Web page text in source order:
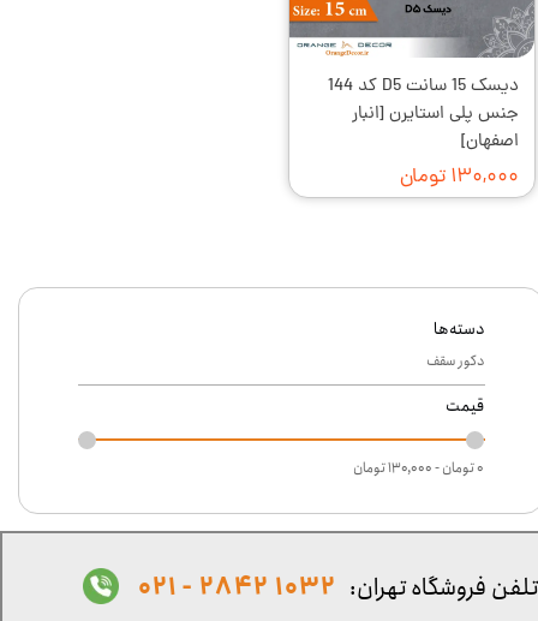
دسته‌ها
دکور سقف
قیمت
۰ تومان - ۱۳۰,۰۰۰ تومان
دیسک 15 سانت D5 کد 144
جنس پلی استایرن [انبار
اصفهان]
۱۳۰,۰۰۰ تومان
تلفن فروشگاه تهران: 1032 2842 - 021